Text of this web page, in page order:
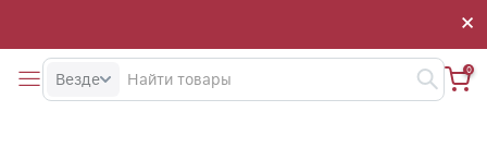
×
×
Везде
0